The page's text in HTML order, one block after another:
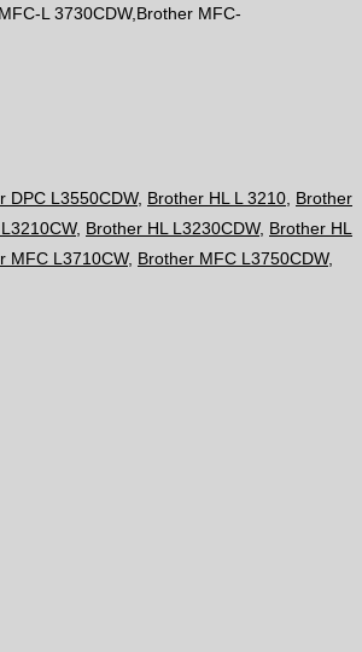
L 3730CDW,Brother MFC-
DPC L3550CDW, Brother HL L 3210 Brother
, Brother HL L3230CDW, Brother HL
MFC L3710CW, Brother MFC L3750CDW,